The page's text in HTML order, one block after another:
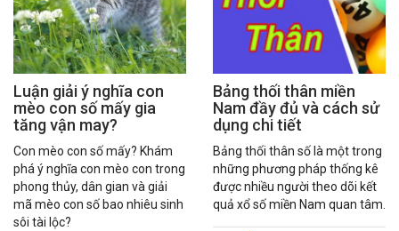
Luận giải ý nghĩa con
mèo con số mấy gia
tăng vận may?
Con mèo con số mấy? Khám
phá ý nghĩa con mèo con trong
phong thủy, dân gian và giải
mã mèo con số bao nhiêu sinh
sôi tài lộc?
Bảng thối thân miền
Nam đầy đủ và cách sử
dụng chi tiết
Bảng thối thân số là một trong
những phương pháp thống kê
được nhiều người theo dõi kết
quả xổ số miền Nam quan tâm.